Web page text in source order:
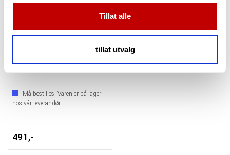
vårt, med partnerne våre innen sosiale medier,
annonsering og analysearbeid, som kan kombinere den
med annen informasjon du har gjort tilgjengelig for dem,
Tillat alle
tillat utvalg
Må bestilles. Varen er på lager
hos vår leverandør
491,-